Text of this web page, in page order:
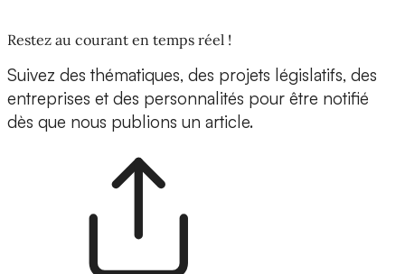
Restez au courant en temps réel !
Suivez des thématiques, des projets législatifs, des
entreprises et des personnalités pour être notifié
dès que nous publions un article.